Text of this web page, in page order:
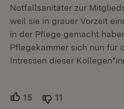
Notfallsanitäter zur
weil sie in grauer Vorzeit
in der Pflege gemacht
Pflegekammer sich nun für
Intressen dieser
15 Unterstützer.
11